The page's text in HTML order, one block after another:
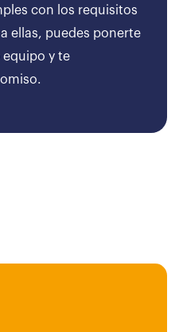
con los requisitos
ellas, puedes ponerte
y te